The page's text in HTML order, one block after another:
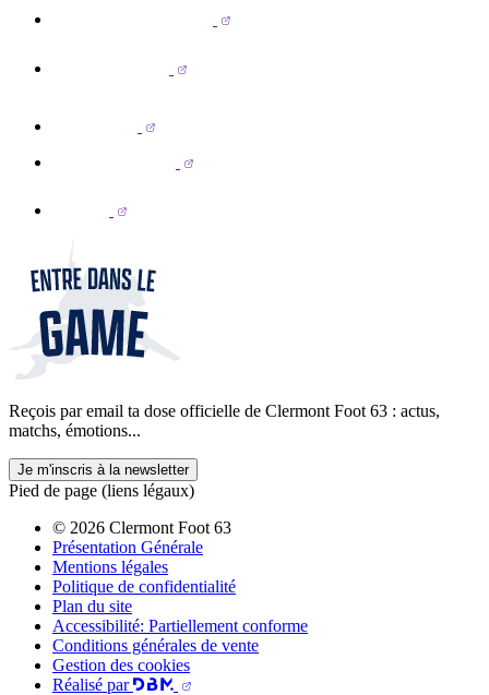
Reçois par email ta dose officielle de Clermont Foot 63 : actus,
matchs, émotions...
Je m'inscris à la newsletter
Pied de page (liens légaux)
© 2026 Clermont Foot 63
Présentation Générale
Mentions légales
Politique de confidentialité
Plan du site
Accessibilité: Partiellement conforme
Conditions générales de vente
Gestion des cookies
Réalisé par